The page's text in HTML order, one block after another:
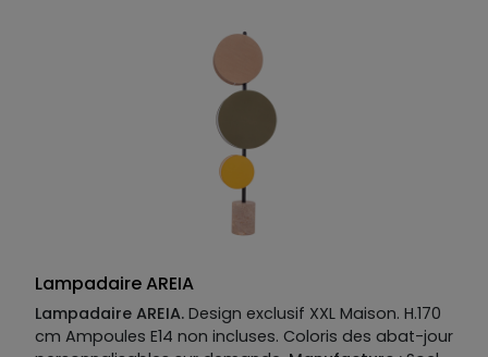
Lampadaire AREIA
Lampadaire AREIA. Design exclusif XXL Maison. H.170
cm Ampoules E14 non incluses. Coloris des abat-jour